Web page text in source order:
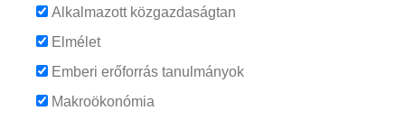
Alkalmazott közgazdaságtan
Elmélet
Emberi erőforrás tanulmányok
Makroökonómia